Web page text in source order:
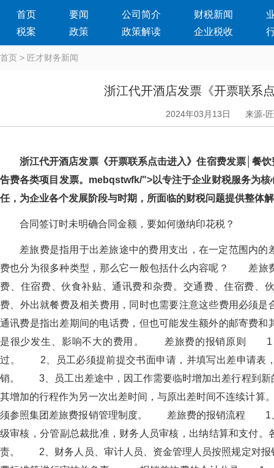
首页 要闻 公司简介 财税新闻
税案
政策 政策解读 企业税收
首页 > 匠才财务新闻
浙江代开酒店发票《开票联系
2024年03月13日 来源-
浙江代开酒店发票《开票联系点击进入》住宿费发票│餐
告费各类项目发票。mebqstwfk/">以专注于企业财税服务为核
任，为企业各个发展阶段与时期，所面临的财税问题提供整
合同签订时未明确合同金额，要如何缴纳印花税？
差旅费是指用于出差旅途中的费用支出，在一定范围内的
费也分为很多种类型，那么它一般包括什么内容呢？
费、住宿费、伙食补贴、通讯费和杂费。交通费、住宿
费、外出就餐费及相关费用，同时也需要注意这些费用必须是
通讯费是指出差期间的电话费，但也可能发生额外的邮寄费和
是很少发生、影响不大的费用。 差旅费的报销原则 1
过。 2、员工必须提前提交书面申请，并填写出差申请表
销。 3、员工出差途中，因工作需要临时增加出差行程到新
其增加的行程作为另一次出差时间，与原出差时间不连续计算。
须参照集团差旅费报销管理制度。 差旅费的报销流程 1、
级审核，分管副总裁批准，财务人员审核，出纳结算和支
责。 2、财务人员、审计人员、资金管理人员按照规定对报销